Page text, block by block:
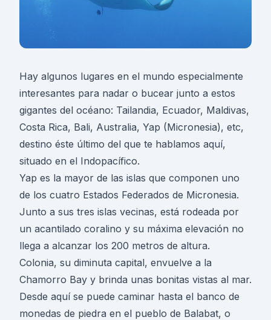
Hay algunos lugares en el mundo especialmente
interesantes para nadar o bucear junto a estos
gigantes del océano: Tailandia, Ecuador, Maldivas,
Costa Rica, Bali, Australia, Yap (Micronesia), etc,
destino éste último del que te hablamos aquí,
situado en el Indopacífico.
Yap es la mayor de las islas que componen uno
de los cuatro Estados Federados de Micronesia.
Junto a sus tres islas vecinas, está rodeada por
un acantilado coralino y su máxima elevación no
llega a alcanzar los 200 metros de altura.
Colonia, su diminuta capital, envuelve a la
Chamorro Bay y brinda unas bonitas vistas al mar.
Desde aquí se puede caminar hasta el banco de
monedas de piedra en el pueblo de Balabat, o